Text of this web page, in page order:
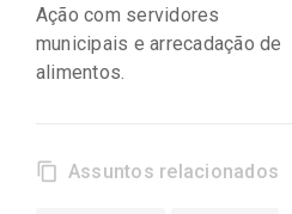
Ação com servidores
municipais e arrecadação de
alimentos.
content_copy Assuntos relacionados